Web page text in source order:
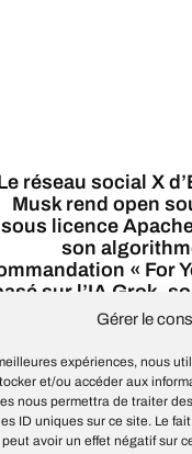
Gérer le
expériences, nous
et/ou accéder aux
nous permettra de traiter
ID uniques sur ce site. Le
avoir un effet négatif sur
réseau social X
Musk rend open
sous licence
son
« For
sur l’IA Grok,
lignes de code